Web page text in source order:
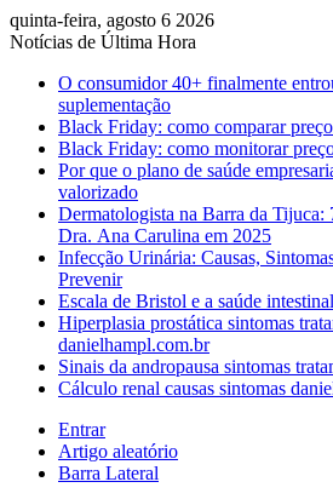
quinta-feira, agosto 6 2026
Notícias de Última Hora
O consumidor 40+ finalmente
suplementação
Black Friday: como comparar
Black Friday: como monitorar
Por que o plano de saúde
valorizado
Dermatologista na Barra da Tijuca:
Dra. Ana Carulina em 2025
Infecção Urinária: Causas,
Prevenir
Escala de Bristol e a saúde
Hiperplasia prostática sintomas
danielhampl.com.br
Sinais da andropausa sintomas
Cálculo renal causas sintomas
Entrar
Artigo aleatório
Barra Lateral